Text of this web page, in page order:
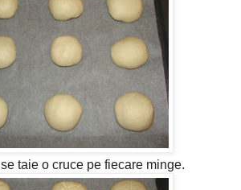
se taie o cruce pe fiecare minge.